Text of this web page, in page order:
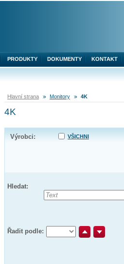
Hlavní strana Monitory 4K
4K
Výrobci: VŠICHNI
Hledat:
Řadit podle:
PRODUKTY DOKUMENTY KONTAKT